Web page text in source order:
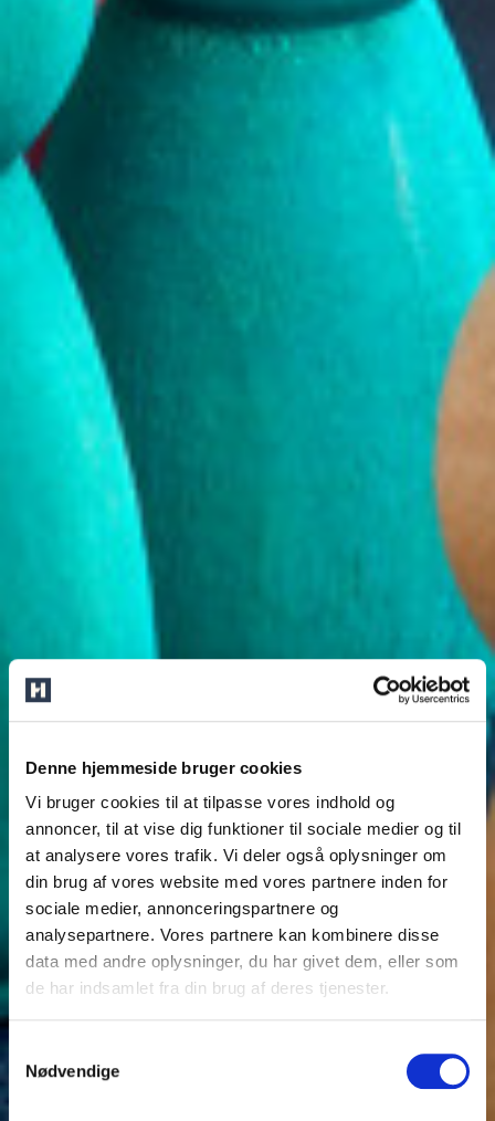
Denne hjemmeside bruger cookies
Vi bruger cookies til at tilpasse vores indhold og
annoncer, til at vise dig funktioner til sociale medier og til
at analysere vores trafik. Vi deler også oplysninger om
din brug af vores website med vores partnere inden for
sociale medier, annonceringspartnere og
analysepartnere. Vores partnere kan kombinere disse
data med andre oplysninger, du har givet dem, eller som
de har indsamlet fra din brug af deres tjenester.
Nødvendige